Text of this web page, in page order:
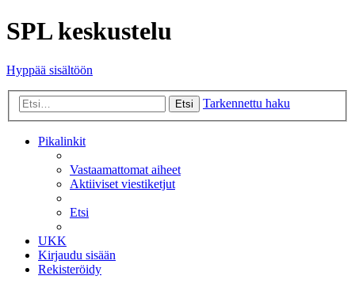
SPL keskustelu
Hyppää sisältöön
Etsi Tarkennettu haku
Pikalinkit
Vastaamattomat aiheet
Aktiiviset viestiketjut
Etsi
UKK
Kirjaudu sisään
Rekisteröidy